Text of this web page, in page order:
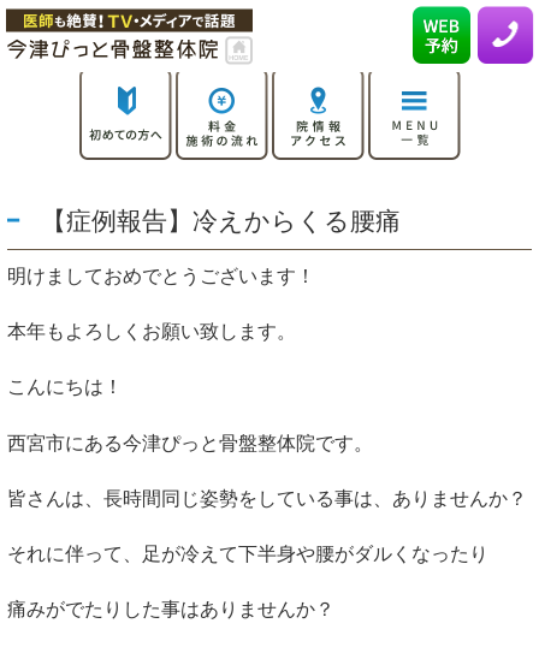
【症例報告】冷えからくる腰痛
明けましておめでとうございます！
本年もよろしくお願い致します。
こんにちは！
西宮市にある今津ぴっと骨盤整体院です。
皆さんは、長時間同じ姿勢をしている事は、ありませんか？
それに伴って、足が冷えて下半身や腰がダルくなったり
痛みがでたりした事はありませんか？